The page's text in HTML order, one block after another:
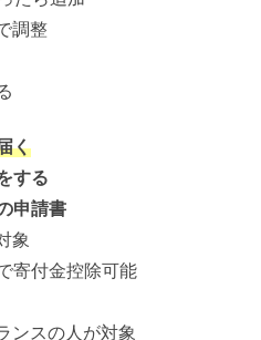
整
く
する
申請書
象
金控除可能
の人が対象